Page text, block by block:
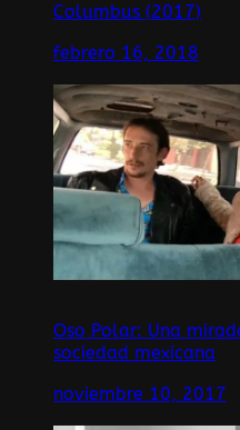
Columbus (2017)
febrero 16, 2018
Oso Polar: Una
sociedad mexicana
noviembre 10, 2017